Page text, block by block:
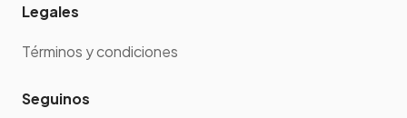
Legales
Términos y condiciones
Seguinos